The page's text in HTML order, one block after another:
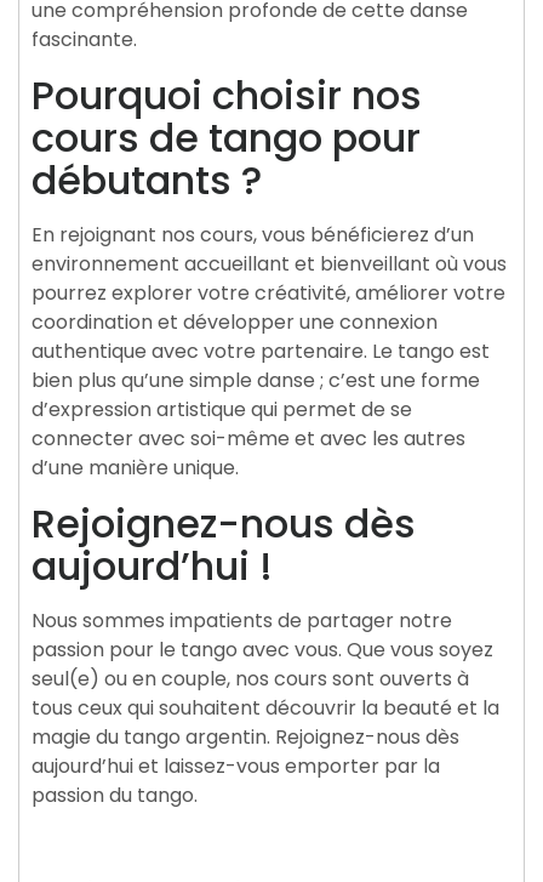
une compréhension profonde de cette danse
fascinante.
Pourquoi choisir nos
cours de tango pour
débutants ?
En rejoignant nos cours, vous bénéficierez d’un
environnement accueillant et bienveillant où vous
pourrez explorer votre créativité, améliorer votre
coordination et développer une connexion
authentique avec votre partenaire. Le tango est
bien plus qu’une simple danse ; c’est une forme
d’expression artistique qui permet de se
connecter avec soi-même et avec les autres
d’une manière unique.
Rejoignez-nous dès
aujourd’hui !
Nous sommes impatients de partager notre
passion pour le tango avec vous. Que vous soyez
seul(e) ou en couple, nos cours sont ouverts à
tous ceux qui souhaitent découvrir la beauté et la
magie du tango argentin. Rejoignez-nous dès
aujourd’hui et laissez-vous emporter par la
passion du tango.